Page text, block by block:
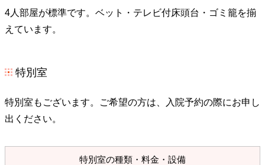
4人部屋が標準です。ベット・テレビ付床頭台・ゴミ籠を揃
えています。
特別室
特別室もございます。ご希望の方は、入院予約の際にお申し
出ください。
特別室の種類・料金・設備